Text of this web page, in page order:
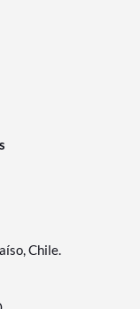
Chile.